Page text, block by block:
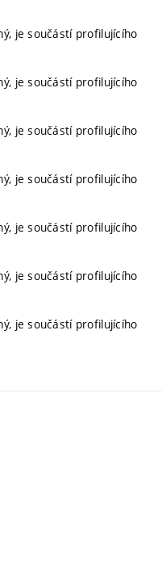
je součástí profilujícího
je součástí profilujícího
je součástí profilujícího
je součástí profilujícího
je součástí profilujícího
je součástí profilujícího
je součástí profilujícího